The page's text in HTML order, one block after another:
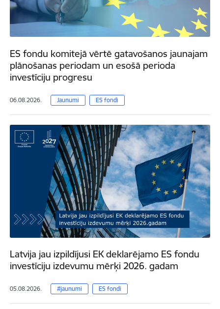
ES fondu komitejā vērtē gatavošanos jaunajam
plānošanas periodam un esošā perioda
investīciju progresu
06.08.2026. Jaunumi ES fondi
Latvija jau izpildījusi EK deklarējamo ES fondu
investīciju izdevumu mērķi 2026. gadam
05.08.2026. #jaunumi ES fondi